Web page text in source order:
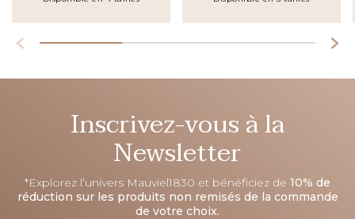
Inscrivez-vous à la
Newsletter
*Explorez l’univers Mauviel1830 et bénéficiez de 10% de
réduction sur les produits non remisés de la commande
de votre choix.